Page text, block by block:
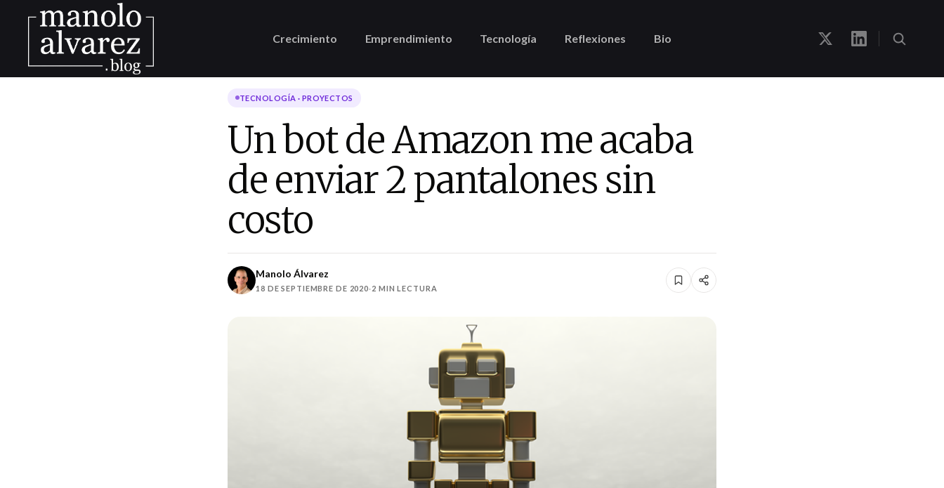
Crecimiento Emprendimiento Tecnología Reflexiones Bio
TECNOLOGÍA · PROYECTOS
Un bot de Amazon me acaba
de enviar 2 pantalones sin
costo
Manolo Álvarez
18 DE SEPTIEMBRE DE 2020·2 MIN LECTURA